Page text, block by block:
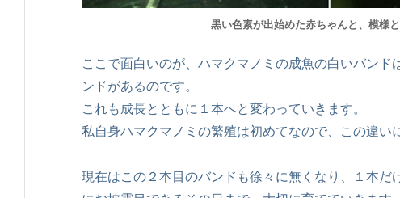
黒い色素が出始めた赤ちゃんと、模様
ここで面白いのが、ハマクマノミの成魚の白いバン
ンドがあるのです。
これも成長とともに１本へと変わっていきます。
私自身ハマクマノミの繁殖は初めてなので、この違い
現在はこの２本目のバンドも徐々に無くなり、１本だ